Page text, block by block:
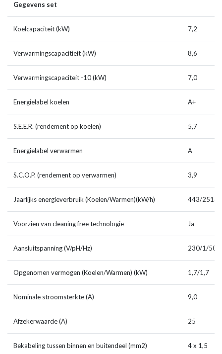
Gegevens set
Koelcapaciteit (kW) 7,2
Verwarmingscapacitieit (kW) 8,6
Verwarmingscapaciteit -10 (kW) 7,0
Energielabel koelen A+
S.E.E.R. (rendement op koelen) 5,7
Energielabel verwarmen A
S.C.O.P. (rendement op verwarmen) 3,9
Jaarlijks energieverbruik (Koelen/Warmen)(kW/h) 443/2516
Voorzien van cleaning free technologie Ja
Aansluitspanning (V/pH/Hz) 230/1/50
Opgenomen vermogen (Koelen/Warmen) (kW) 1,7/1,7
Nominale stroomsterkte (A) 9,0
Afzekerwaarde (A) 25
Bekabeling tussen binnen en buitendeel (mm2) 4 x 1,5